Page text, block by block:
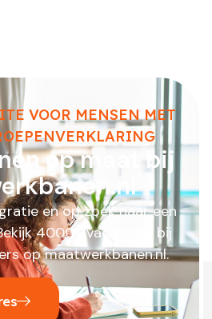
VOOR MENSEN MET
op maat bij
en op zoek naar een
4000+ vacatures bij
op maatwerkbanen.nl.